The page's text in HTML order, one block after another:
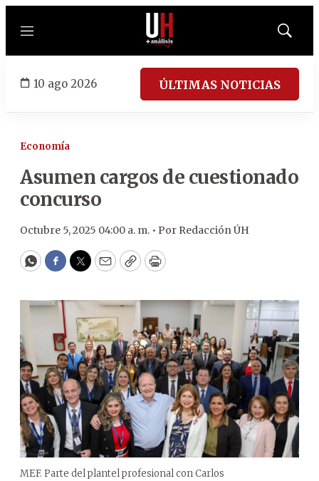
Menú
Mostrar
10 ago 2026 ÚLTIMAS NOTICIAS
Economía
Asumen cargos de cuestionado
concurso
Octubre 5, 2025 04:00 a. m. • Por Redacción ÚH
WhatsApp
Facebook
Twitter
EmailCopyPrint
MEF. Parte del plantel profesional con Carlos